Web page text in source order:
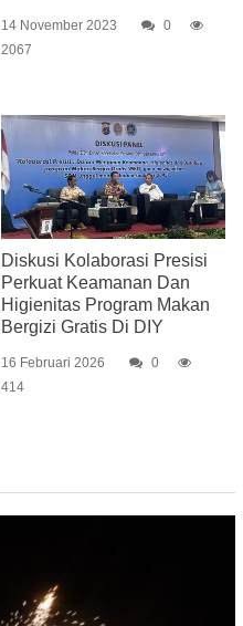
14 November 2023
0
2067
Diskusi Kolaborasi Presisi
Perkuat Keamanan Dan
Higienitas Program Makan
Bergizi Gratis Di DIY
16 Februari 2026
0
414